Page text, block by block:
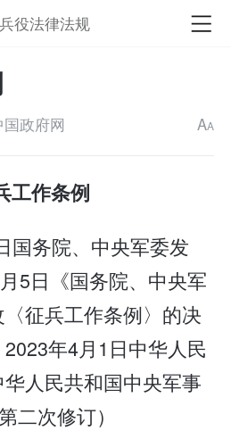
兵役法律法规
国政府网 AA
工作条例
国务院、中央军委发
5日《国务院、中央军
征兵工作条例〉的决
年4月1日中华人民
人民共和国中央军事
二次修订）